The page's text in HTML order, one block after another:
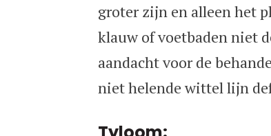
groter zijn en alleen het
klauw of voetbaden niet
aandacht voor de
niet helende wittel lijn